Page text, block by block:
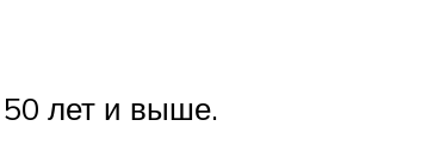
50 лет и выше.